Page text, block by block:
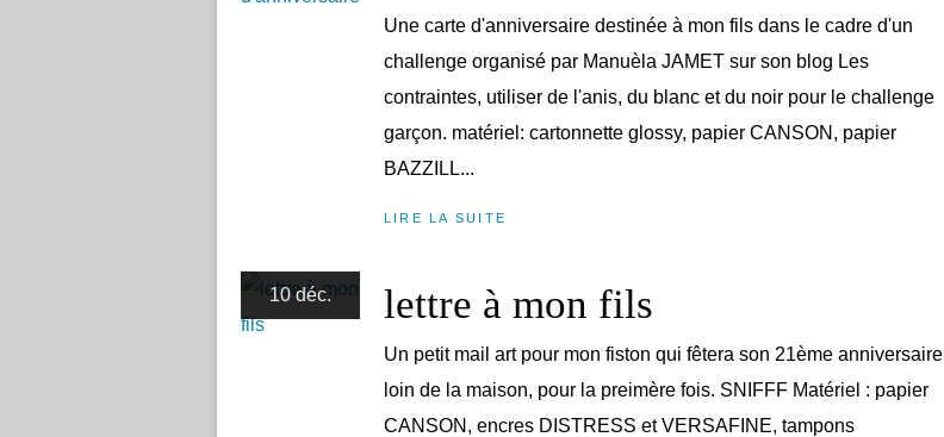
Une carte d'anniversaire destinée à mon fils dans le cadre d'un
challenge organisé par Manuèla JAMET sur son blog Les
contraintes, utiliser de l'anis, du blanc et du noir pour le challenge
garçon. matériel: cartonnette glossy, papier CANSON, papier
BAZZILL...
LIRE LA SUITE
10 déc. lettre à mon fils
Un petit mail art pour mon fiston qui fêtera son 21ème anniversaire
loin de la maison, pour la preimère fois. SNIFFF Matériel : papier
CANSON, encres DISTRESS et VERSAFINE, tampons